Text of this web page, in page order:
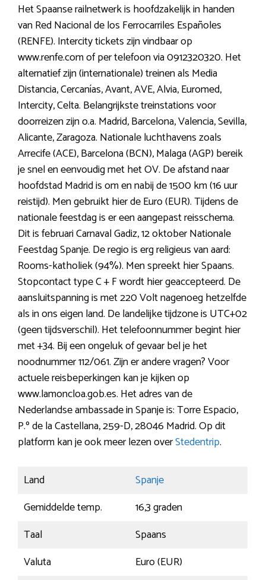
Het Spaanse railnetwerk is hoofdzakelijk in handen
van Red Nacional de los Ferrocarriles Españoles
(RENFE). Intercity tickets zijn vindbaar op
www.renfe.com of per telefoon via 0912320320. Het
alternatief zijn (internationale) treinen als Media
Distancia, Cercanías, Avant, AVE, Alvia, Euromed,
Intercity, Celta. Belangrijkste treinstations voor
doorreizen zijn o.a. Madrid, Barcelona, Valencia, Sevilla,
Alicante, Zaragoza. Nationale luchthavens zoals
Arrecife (ACE), Barcelona (BCN), Malaga (AGP) bereik
je snel en eenvoudig met het OV. De afstand naar
hoofdstad Madrid is om en nabij de 1500 km (16 uur
reistijd). Men gebruikt hier de Euro (EUR). Tijdens de
nationale feestdag is er een aangepast reisschema.
Dit is februari Carnaval Gadiz, 12 oktober Nationale
Feestdag Spanje. De regio is erg religieus van aard:
Rooms-katholiek (94%). Men spreekt hier Spaans.
Stopcontact type C + F wordt hier geaccepteerd. De
aansluitspanning is met 220 Volt nagenoeg hetzelfde
als in ons eigen land. De landelijke tijdzone is UTC+02
(geen tijdsverschil). Het telefoonnummer begint hier
met +34. Bij een ongeluk of gevaar bel je het
noodnummer 112/061. Zijn er andere vragen? Voor
actuele reisbeperkingen kan je kijken op
www.lamoncloa.gob.es. Het adres van de
Nederlandse ambassade in Spanje is: Torre Espacio,
P.º de la Castellana, 259-D, 28046 Madrid. Op dit
platform kan je ook meer lezen overStedentrip.
Land
Spanje
Gemiddelde temp.
16,3 graden
Taal
Spaans
Valuta
Euro (EUR)